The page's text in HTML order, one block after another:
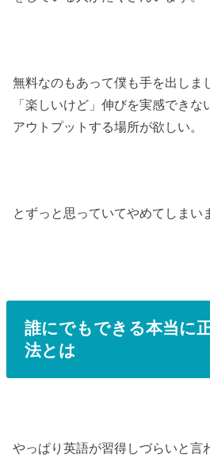
無料なのもあって僕も手を出しま
「楽しいけど」伸びを実感できな
アウトプットする場所が欲しい。
とずっと思っていてやめてしまい
誰にでもできる本当に
法とは
やっぱり英語が習得しづらいと言